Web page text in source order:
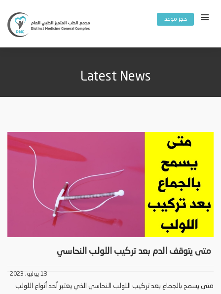
حجز موعد
Latest News
متى يتوقف الدم بعد تركيب اللولب النحاسي
13 يوليو، 2023
متى يسمح بالجماع بعد تركيب اللولب النحاسي الذي يعتبر أحد أنواع اللولب